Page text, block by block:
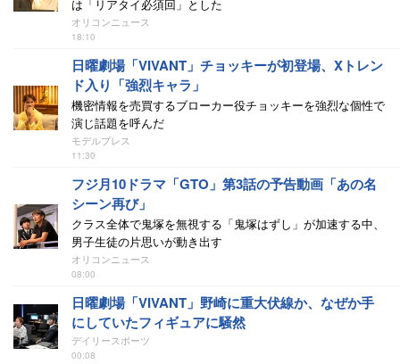
は「リアタイ必須回」とした
オリコンニュース
18:10
日曜劇場「VIVANT」チョッキーが初登場、Xトレン
ド入り「強烈キャラ」
機密情報を売買するブローカー役チョッキーを強烈な個性で
演じ話題を呼んだ
モデルプレス
11:30
フジ月10ドラマ「GTO」第3話の予告動画「あの名
シーン再び」
クラス全体で鬼塚を無視する「鬼塚はずし」が加速する中、
男子生徒の片思いが動き出す
オリコンニュース
08:00
日曜劇場「VIVANT」野崎に重大伏線か、なぜか手
にしていたフィギュアに騒然
デイリースポーツ
00:08